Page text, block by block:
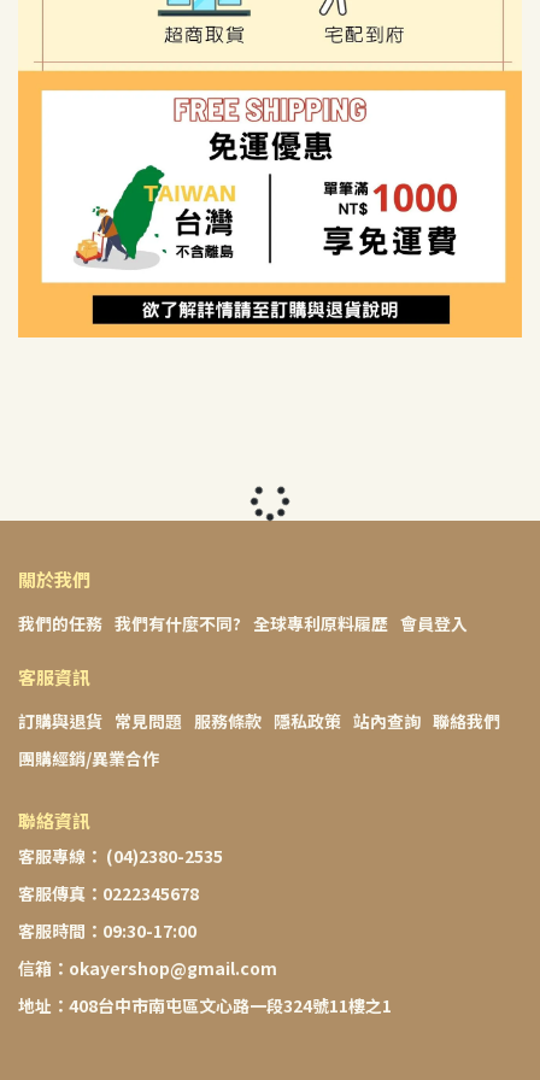
關於我們
我們的任務 我們有什麼不同? 全球專利原料履歷 會員登入
客服資訊
訂購與退貨 常見問題 服務條款 隱私政策 站內查詢 聯絡我們
團購經銷/異業合作
聯絡資訊
客服專線： (04)2380-2535
客服傳真：0222345678
客服時間：09:30-17:00
信箱：okayershop@gmail.com
地址：408台中市南屯區文心路一段324號11樓之1